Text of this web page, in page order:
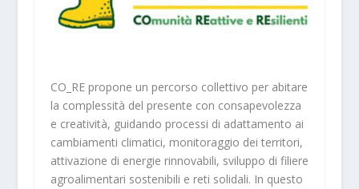
CO_RE propone un percorso collettivo per abitare
la complessità del presente con consapevolezza
e creatività, guidando processi di adattamento ai
cambiamenti climatici, monitoraggio dei territori,
attivazione di energie rinnovabili, sviluppo di filiere
agroalimentari sostenibili e reti solidali. In questo